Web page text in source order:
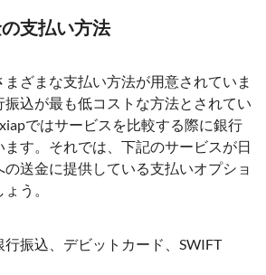
支払い方法
ざまな支払い方法が用意されていま
込が最も低コストな方法とされてい
ではサービスを比較する際に銀行
す。それでは、下記のサービスが日
送金に提供している支払いオプショ
う。
行振込、デビットカード、SWIFT